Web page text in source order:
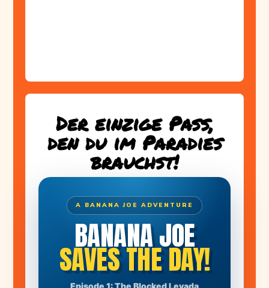
Der einzige Pass,
den du im Paradies
brauchst!
A BANANA JOE ADVENTURE
BANANA JOE
SAVES THE DAY!
Episode 1: The Blocked Levada